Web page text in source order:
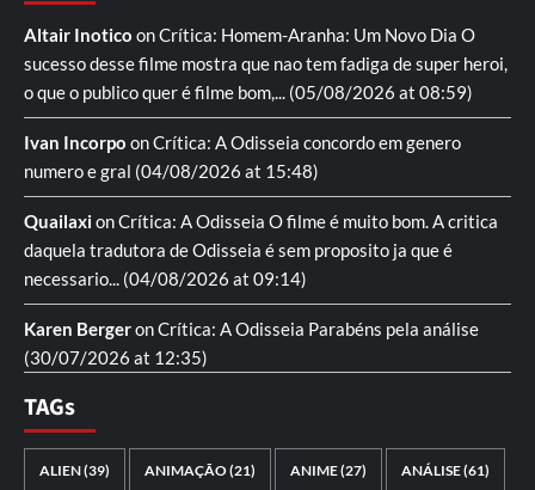
Altair Inotico onCrítica: Homem-Aranha: Um Novo Dia O
sucesso desse filme mostra que nao tem fadiga de super heroi,
o que o publico quer é filme bom,... (05/08/2026 at 08:59)
Ivan Incorpo onCrítica: A Odisseia concordo em genero
numero e gral (04/08/2026 at 15:48)
QuailaxionCrítica: A Odisseia O filme é muito bom. A critica
daquela tradutora de Odisseia é sem proposito ja que é
necessario... (04/08/2026 at 09:14)
Karen BergeronCrítica: A Odisseia Parabéns pela análise
(30/07/2026 at 12:35)
TAGs
ALIEN(39) ANIMAÇÃO(21) ANIME(27) ANÁLISE(61)